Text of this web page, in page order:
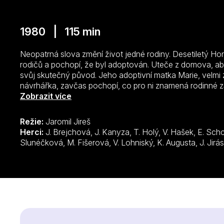
1980 | 115 min
Neopatrná slova změní život jedné rodiny. Desetiletý
rodičů a pochopí, že byl adoptován. Uteče z domova,
svůj skutečný původ. Jeho adoptivní matka Marie,
návrhářka, zavčas pochopí, co pro ni znamená rodinné
módní návrhářka Marie a desetiletý Honzík tvoří
tráví společně na chalupě u rybníka. Do poklidného
okamžiky neklidu, vyvolávané zejména pracovním
vyvrcholí hádkou přepracované ženy s manželem, při
adoptovaný. Ani jeden z manželů netuší, že chlapec
Zobrazit více
Režie: Jaromil Jireš
Herci:
Slunéčková, M. Fišerová, V.